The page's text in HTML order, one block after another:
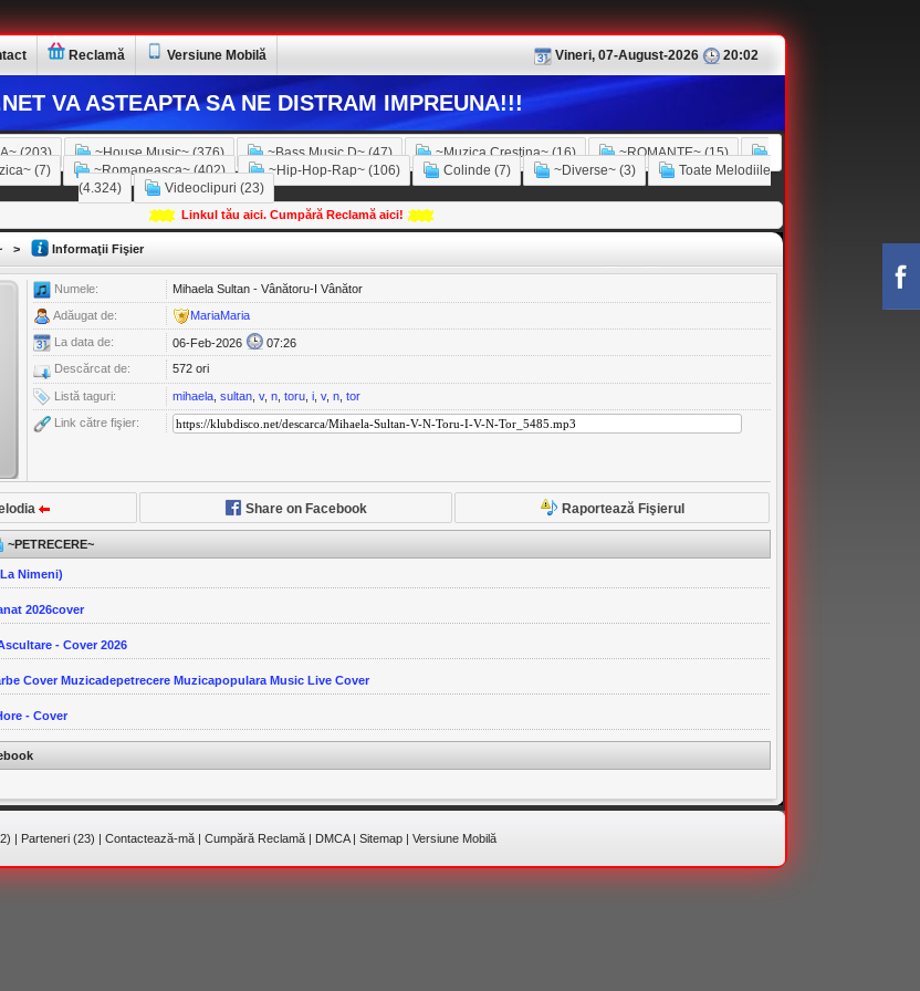
Reclamă Versiune Mobilă Vineri, 07-August-2026 20:02
VA ASTEAPTA SA NE DISTRAM IMPREUNA!!!
(203) ~House Music~ (376) ~Bass Music D~ (47) ~Muzica Crestina~ (16)
~ROMANTE~ (15)
(7) ~Romaneasca~ (402) ~Hip-Hop-Rap~ (106) Colinde (7) ~Diverse~ (3)
Toate Melodiile
(4.324)
Videoclipuri (23)
Linkul tău aici. Cumpără Reclamă aici!
> Informaţii Fişier
Numele: Mihaela Sultan - Vânătoru-I Vânător
Adăugat de: MariaMaria
La data de: 06-Feb-2026
07:26
Descărcat de:
572 ori
Listă taguri: mihaela sultan v, n toru i v, n tor
Link către fişier:
Share on Facebook Raportează Fişierul
~PETRECERE~
Nimeni)
2026cover
- Cover 2026
Cover Muzicadepetrecere Muzicapopulara Music Live Cover
- Cover
| Parteneri (23) | Contactează-mă| Cumpără Reclamă| DMCA| Sitemap| Versiune Mobilă